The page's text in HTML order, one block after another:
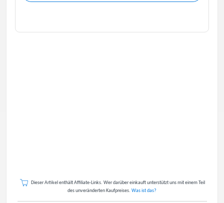
Dieser Artikel enthält Affiliate-Links. Wer darüber einkauft unterstützt uns mit einem Teil
des unveränderten Kaufpreises. Was ist das?